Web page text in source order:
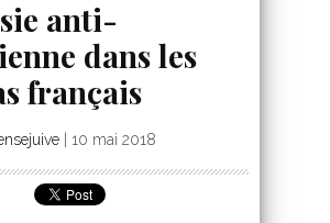
anti-
dans les
français
10 mai 2018